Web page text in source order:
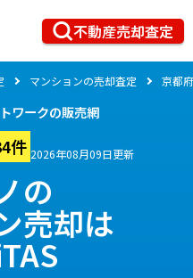
不動産売却査定
マンションの売却査定 京都府
ワークの販売網
件 2026年08月09日更新
の
売却は